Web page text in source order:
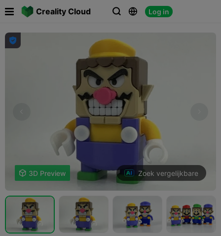
Creality Cloud   Log in

 3D Preview Zoek vergelijkbare